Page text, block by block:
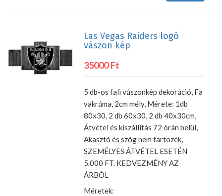
Las Vegas Raiders logó
vászon kép
35000 Ft
5 db-os fali vászonkép dekoráció, Fa
vakráma, 2cm mély, Mérete: 1db
80x30, 2 db 60x30, 2 db 40x30cm,
Átvétel és kiszállítás 72 órán belül,
Akasztó és szög nem tartozék,
SZEMÉLYES ÁTVÉTEL ESETÉN
5.000 FT. KEDVEZMÉNY AZ
ÁRBÓL
Méretek: